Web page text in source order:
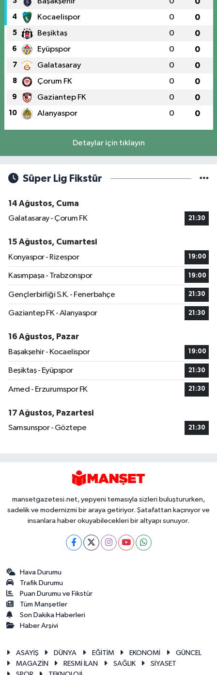
4 Kocaelispor 0 0
5 Beşiktaş 0 0
6 Eyüpspor 0 0
7 Galatasaray 0 0
8 Çorum FK 0 0
9 Gaziantep FK 0 0
10 Alanyaspor 0 0
Detaylar için tıklayın
Süper Lig Fikstür
14 Ağustos, Cuma
Galatasaray - Çorum FK
21:30
15 Ağustos, Cumartesi
Konyaspor - Rizespor
19:00
Kasımpaşa - Trabzonspor 19:00
Gençlerbirliği S.K. - Fenerbahçe 21:30
Gaziantep FK - Alanyaspor 21:30
16 Ağustos, Pazar
Başakşehir - Kocaelispor
19:00
Beşiktaş - Eyüpspor 21:30
Amed - Erzurumspor FK 21:30
17 Ağustos, Pazartesi
Samsunspor - Göztepe
21:30
mansetgazetesi.net, yepyeni temasıyla sizleri buluştururken,
sadelik ve modernizmi bir araya getiriyor. Şatafattan kaçınıyor ve
insanlara haber okuyabilecekleri bir altyapı sunuyor.
Hava Durumu
Trafik Durumu
Puan Durumu ve Fikstür
Tüm Manşetler
Son Dakika Haberleri
Haber Arşivi
ASAYİŞ DÜNYA EĞİTİM EKONOMİ
GÜNCEL
MAGAZİN
RESMİ İLAN SAĞLIK
SİYASET